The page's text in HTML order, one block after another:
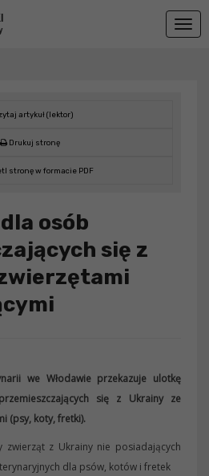
artykuł (lektor)
Drukuj stronę
stronę w formacie PDF
osób
się z
we Włodawie przekazuje ulotkę
się z Ukrainy ze
(psy, koty, fretki).
zwierząt z Ukrainy nie posiadających
dla psów, kotów i fretek